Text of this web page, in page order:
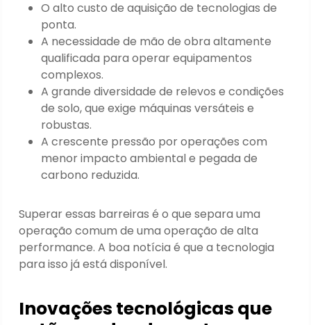
O alto custo de aquisição de tecnologias de
ponta.
A necessidade de mão de obra altamente
qualificada para operar equipamentos
complexos.
A grande diversidade de relevos e condições
de solo, que exige máquinas versáteis e
robustas.
A crescente pressão por operações com
menor impacto ambiental e pegada de
carbono reduzida.
Superar essas barreiras é o que separa uma
operação comum de uma operação de alta
performance. A boa notícia é que a tecnologia
para isso já está disponível.
Inovações tecnológicas que